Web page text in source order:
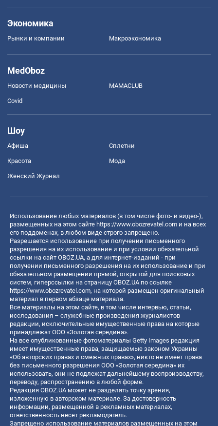
Экономика
Рынки и компании Mакроэкономика
MedOboz
Новости медицины MAMACLUB
Covid
Шоу
Афиша Сплетни
Красота Мода
Женский Журнал
Использование любых материалов (в том числе фото- и видео-),
размещенных на этом сайте https://www.obozrevatel.com и на всех
его поддоменах, в любом виде строго запрещено.
Разрешается использование при получении письменного
разрешения на их использование и при условии обязательной
ссылки на сайт OBOZ.UA, а для интернет-изданий - при
получении письменного разрешения на их использование и при
обязательном размещении прямой, открытой для поисковых
систем, гиперссылки на страницу OBOZ.UA по ссылке
https://www.obozrevatel.com, на которой размещен оригинальный
материал в первом абзаце материала.
Все материалы на этом сайте, в том числе интервью, статьи,
исследования – служебные произведения журналистов
редакции, исключительные имущественные права на которые
принадлежат ООО «Золотая середина».
На все опубликованные фотоматериалы Getty Images редакция
имеет имущественные права, защищаемые законом Украины
«Об авторских правах и смежных правах», никто не имеет права
без письменного разрешения ООО «Золотая середина» их
использовать, они не подлежат дальнейшему воспроизводству,
переводу, распространению в любой форме.
Редакция OBOZ.UA может не разделять точку зрения,
изложенную в авторском материале. За достоверность
информации, размещенной в рекламных материалах,
ответственность несет рекламодатель.
Запрещено использование материалов размещенных на этом